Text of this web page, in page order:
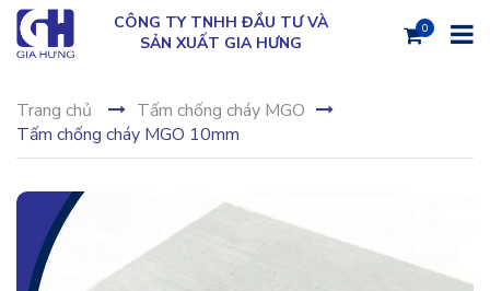
CÔNG TY TNHH ĐẦU TƯ VÀ
SẢN XUẤT GIA HƯNG
0
Trang chủ
Tấm chống cháy MGO
Tấm chống cháy MGO 10mm